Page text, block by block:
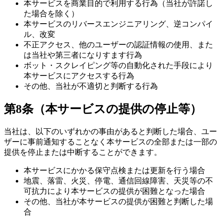
本サービスを商業目的で利用する行為（当社が許諾し
た場合を除く）
本サービスのリバースエンジニアリング、逆コンパイ
ル、改変
不正アクセス、他のユーザーの認証情報の使用、また
は当社や第三者になりすます行為
ボット・スクレイピング等の自動化された手段により
本サービスにアクセスする行為
その他、当社が不適切と判断する行為
第8条（本サービスの提供の停止等）
当社は、以下のいずれかの事由があると判断した場合、ユー
ザーに事前通知することなく本サービスの全部または一部の
提供を停止または中断することができます。
本サービスにかかる保守点検または更新を行う場合
地震、落雷、火災、停電、通信回線障害、天災等の不
可抗力により本サービスの提供が困難となった場合
その他、当社が本サービスの提供が困難と判断した場
合